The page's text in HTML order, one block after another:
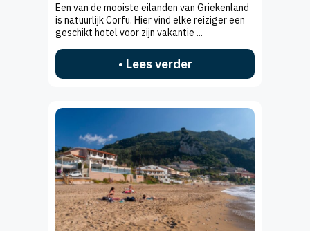
Een van de mooiste eilanden van Griekenland
is natuurlijk Corfu. Hier vind elke reiziger een
geschikt hotel voor zijn vakantie ...
• Lees verder